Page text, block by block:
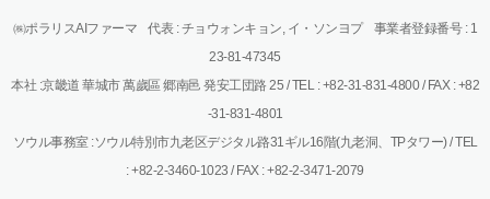
㈱ポラリスAIファーマ 代表 : チョウォンキョン, イ・ソンヨプ 事業者登録番号 : 1
23-81-47345
本社 :京畿道 華城市 萬歲區 郷南邑 発安工団路 25 / TEL : +82-31-831-4800 / FAX : +82
-31-831-4801
ソウル事務室 :ソウル特別市九老区デジタル路31ギル16階(九老洞、TPタワー) / TEL
: +82-2-3460-1023 / FAX : +82-2-3471-2079